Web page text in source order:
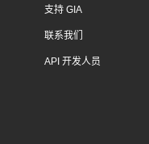
支持 GIA
联系我们
API 开发人员